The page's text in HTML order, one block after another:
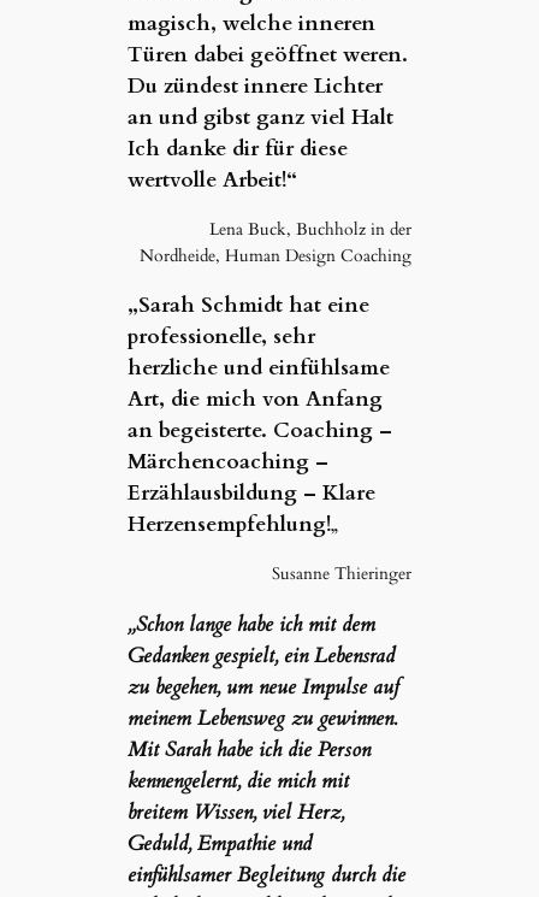
magisch, welche inneren
Türen dabei geöffnet weren.
Du zündest innere Lichter
an und gibst ganz viel Halt
Ich danke dir für diese
wertvolle Arbeit!“
Lena Buck, Buchholz in der
Nordheide, Human Design Coaching
„Sarah Schmidt hat eine
professionelle, sehr
herzliche und einfühlsame
Art, die mich von Anfang
an begeisterte. Coaching –
Märchencoaching –
Erzählausbildung – Klare
Herzensempfehlung!„
Susanne Thieringer
„Schon lange habe ich mit dem
Gedanken gespielt, ein Lebensrad
zu begehen, um neue Impulse auf
meinem Lebensweg zu gewinnen.
Mit Sarah habe ich die Person
kennengelernt, die mich mit
breitem Wissen, viel Herz,
Geduld, Empathie und
einfühlsamer Begleitung durch die